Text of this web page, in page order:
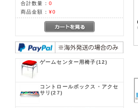
合計数量： 0
商品金額： ¥0
ゲームセンター用椅子(12)
コントロールボックス・アクセ
サリ(27)